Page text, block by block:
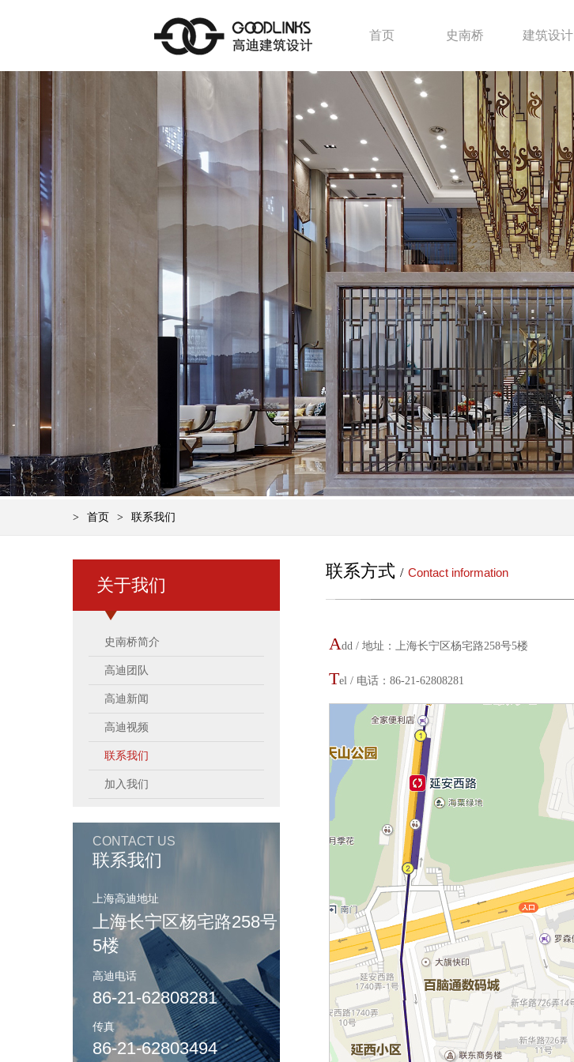
首页 史南桥 建筑设计
> 首页 > 联系我们
关于我们
史南桥简介
高迪团队
高迪新闻
高迪视频
联系我们
加入我们
CONTACT US
联系我们
上海高迪地址
上海长宁区杨宅路258号
5楼
高迪电话
86-21-62808281
传真
86-21-62803494
联系方式 / Contact information
Add / 地址：上海长宁区杨宅路258号5楼
Tel / 电话：86-21-62808281